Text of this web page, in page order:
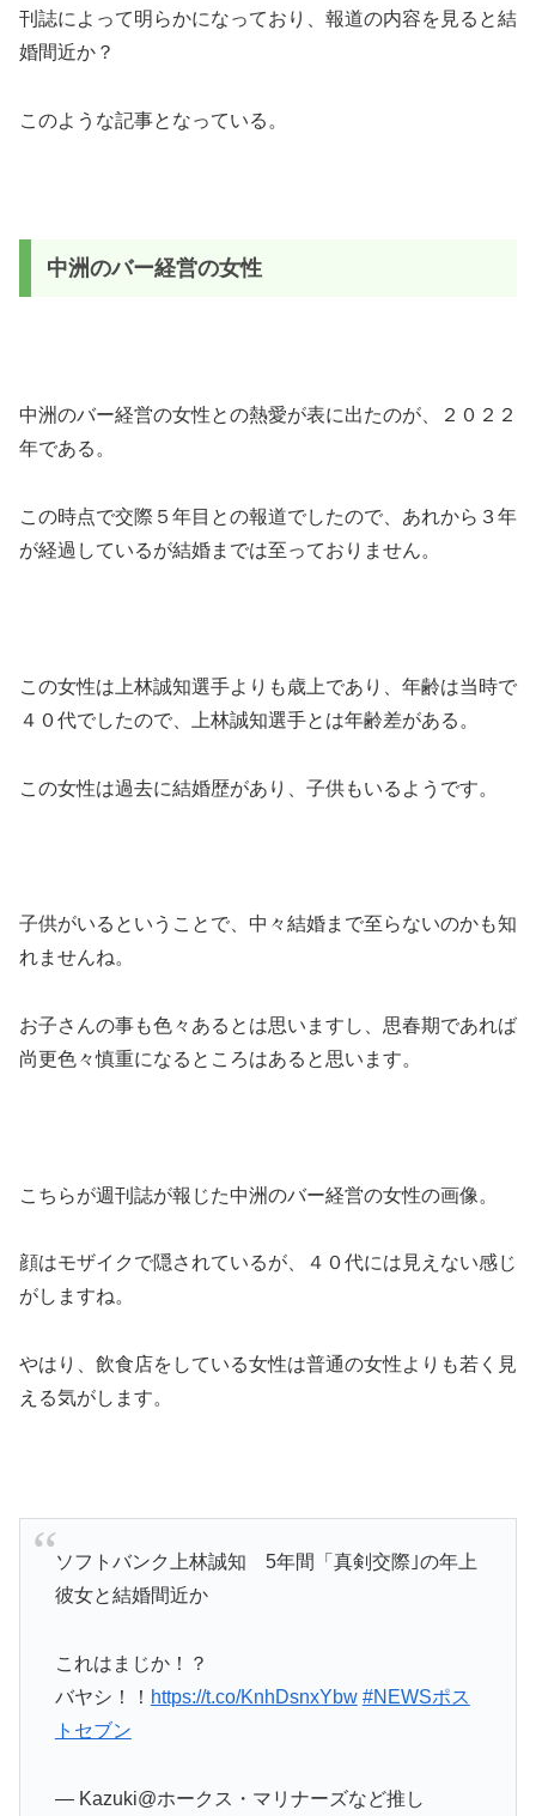
刊誌によって明らかになっており、報道の内容を見ると結
婚間近か？
このような記事となっている。
中洲のバー経営の女性
中洲のバー経営の女性との熱愛が表に出たのが、２０２２
年である。
この時点で交際５年目との報道でしたので、あれから３年
が経過しているが結婚までは至っておりません。
この女性は上林誠知選手よりも歳上であり、年齢は当時で
４０代でしたので、上林誠知選手とは年齢差がある。
この女性は過去に結婚歴があり、子供もいるようです。
子供がいるということで、中々結婚まで至らないのかも知
れませんね。
お子さんの事も色々あるとは思いますし、思春期であれば
尚更色々慎重になるところはあると思います。
こちらが週刊誌が報じた中洲のバー経営の女性の画像。
顔はモザイクで隠されているが、４０代には見えない感じ
がしますね。
やはり、飲食店をしている女性は普通の女性よりも若く見
える気がします。
ソフトバンク上林誠知 5年間「真剣交際｣の年上
彼女と結婚間近か
これはまじか！？
バヤシ！！ https://t.co/KnhDsnxYbw #NEWSポス
トセブン
— Kazuki@ホークス・マリナーズなど推し